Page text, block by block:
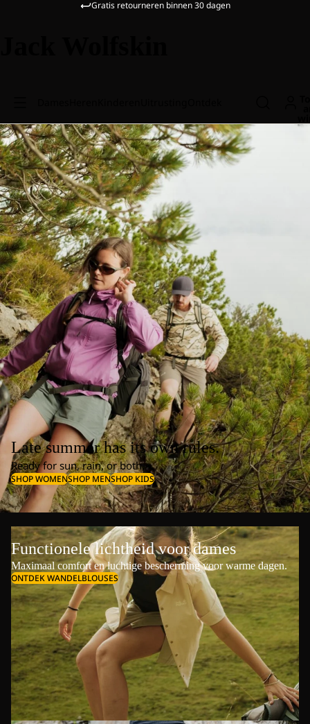
Gratis retourneren binnen 30 dagen
Late summer has its own rules.
Ready for sun, rain, or both.
SHOP WOMENSHOP MENSHOP KIDS
Functionele lichtheid voor dames
Maximaal comfort en luchtige bescherming voor warme dagen.
ONTDEK WANDELBLOUSES